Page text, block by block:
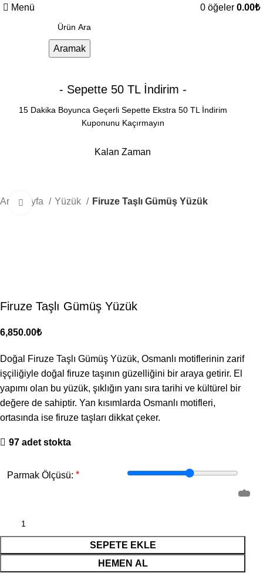
Menü 0 öğeler 0.00₺
Aramak
- Sepette 50 TL İndirim -
15 Dakika Boyunca Geçerli Sepette Ekstra 50 TL İndirim
Kuponunu Kaçırmayın
Kalan Zaman
Ana Sayfa Yüzük Firuze Taşlı Gümüş Yüzük
Büyütmek için tıklayın
Firuze Taşlı Gümüş Yüzük
₺
Doğal Firuze Taşlı Gümüş Yüzük, Osmanlı motiflerinin zarif
işçiliğiyle doğal firuze taşının güzelliğini bir araya getirir. El
yapımı olan bu yüzük, şıklığın yanı sıra tarihi ve kültürel bir
değere de sahiptir. Yan kısımlarda Osmanlı motifleri,
ortasında ise firuze taşları dikkat çeker.
97 adet stokta
Parmak Ölçüsü: *
SEPETE EKLE
HEMEN AL